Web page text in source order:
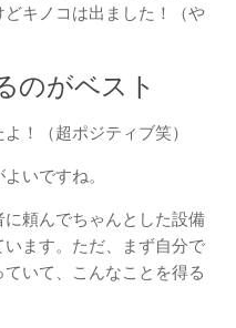
キノコは出ました！（や
のがベスト
！（超ポジティブ笑）
いですね。
頼んでちゃんとした設備
ます。ただ、まず自分で
いて、こんなことを得る